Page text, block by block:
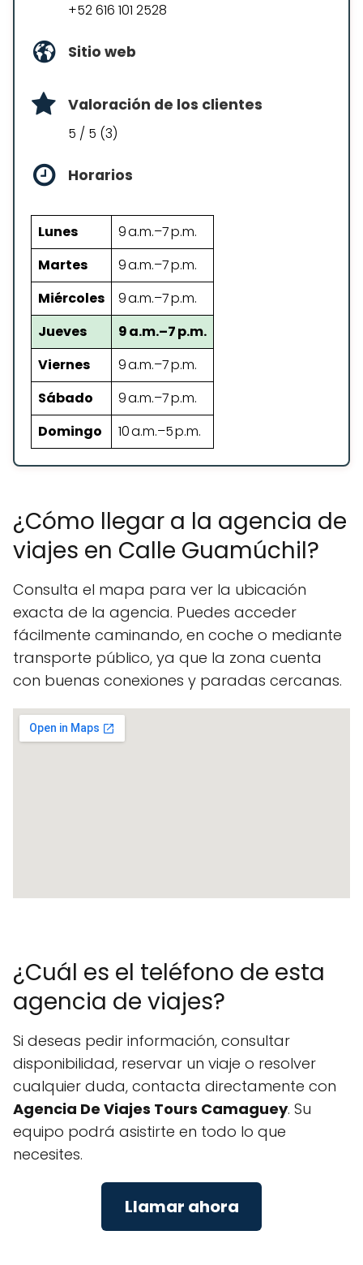
+52 616 101 2528
Sitio web
Valoración de los clientes
5 / 5 (3)
Horarios
Lunes
9 a.m.–7 p.m.
Martes
9 a.m.–7 p.m.
Miércoles
9 a.m.–7 p.m.
Jueves
9 a.m.–7 p.m.
Viernes
9 a.m.–7 p.m.
Sábado
9 a.m.–7 p.m.
Domingo
10 a.m.–5 p.m.
¿Cómo llegar a la agencia de
viajes en Calle Guamúchil?
Consulta el mapa para ver la ubicación
exacta de la agencia. Puedes acceder
fácilmente caminando, en coche o mediante
transporte público, ya que la zona cuenta
con buenas conexiones y paradas cercanas.
¿Cuál es el teléfono de esta
agencia de viajes?
Si deseas pedir información, consultar
disponibilidad, reservar un viaje o resolver
cualquier duda, contacta directamente con
Agencia De Viajes Tours Camaguey. Su
equipo podrá asistirte en todo lo que
necesites.
Llamar ahora